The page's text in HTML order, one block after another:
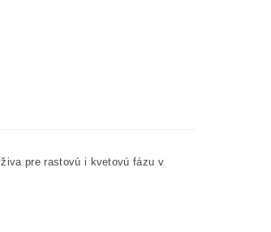
pre rastovú i kvetovú fázu v